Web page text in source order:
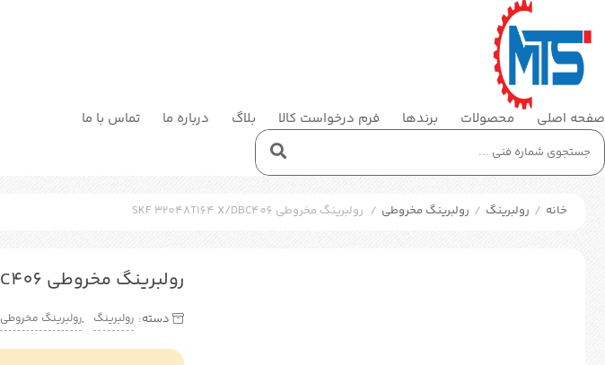
صفحه اصلی محصولات برندها فرم درخواست کالا بلاگ درباره ما تماس با ما
خانه / رولبرینگ / رولبرینگ مخروطی / رولبرینگ مخروطی SKF 32048T164 X/DBC406
رولبرینگ مخروطی SKF 32048T164 X/DBC406
دسته: رولبرینگ ,رولبرینگ مخروطی